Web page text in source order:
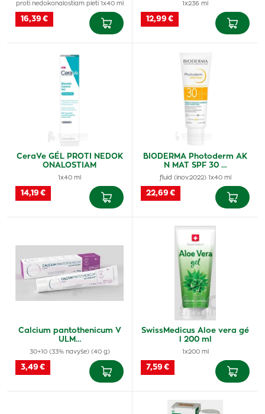
proti nedokonalostiam pleti 1x40 ml
16,39 €
1x236 ml
12,99 €
CeraVe GÉL PROTI NEDOK
ONALOSTIAM
1x40 ml
14,19 €
BIODERMA Photoderm AK
N MAT SPF 30 …
fluid (inov.2022) 1x40 ml
22,69 €
Calcium pantothenicum V
ULM…
30+10 (33% navyše) (40 g)
3,49 €
SwissMedicus Aloe vera gé
l 200 ml
1x200 ml
7,59 €